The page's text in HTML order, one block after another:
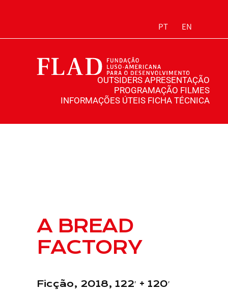
PT EN
OUTSIDERS APRESENTAÇÃO
PROGRAMAÇÃO FILMES
INFORMAÇÕES ÚTEIS FICHA TÉCNICA
A BREAD
FACTORY
Ficção, 2018, 122′ + 120′